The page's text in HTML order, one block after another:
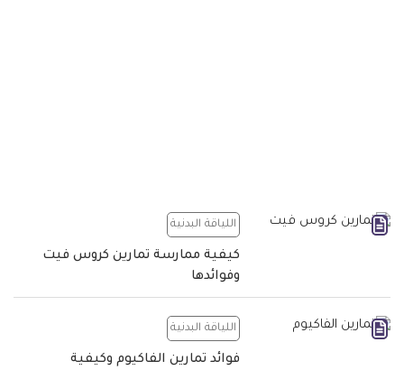
اللياقة البدنية
كيفية ممارسة تمارين كروس فيت
وفوائدها
اللياقة البدنية
فوائد تمارين الفاكيوم وكيفية